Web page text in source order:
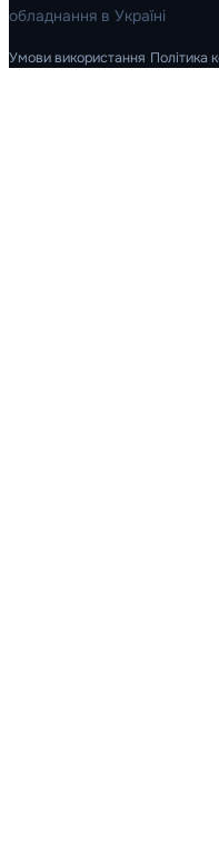
обладнання в Україні
Умови використання Політика